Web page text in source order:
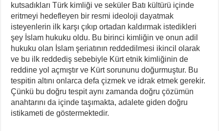
kutsadıkları Türk kimliği ve seküler Batı kültürü içinde
eritmeyi hedefleyen bir resmi ideoloji dayatmak
isteyenlerin ilk karşı çıkıp ortadan kaldırmak istedikleri
şey İslam hukuku oldu. Bu birinci kimliğin ve onun adil
hukuku olan İslam şeriatının reddedilmesi ikincil olarak
ve bu ilk reddediş sebebiyle Kürt etnik kimliğinin de
reddine yol açmıştır ve Kürt sorununu doğurmuştur. Bu
tespitin altını onlarca defa çizmek ve idrak etmek gerekir.
Çünkü bu doğru tespit aynı zamanda doğru çözümün
anahtarını da içinde taşımakta, adalete giden doğru
istikameti de göstermektedir.